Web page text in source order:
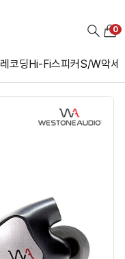
레코딩Hi-Fi스피커S/W악세
0